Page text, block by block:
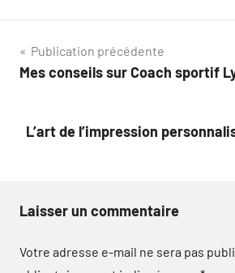
Navigation
de
Publication précédente
Mes conseils sur Coach sportif
L’art de l’impression
Laisser un commentaire
Votre adresse e-mail ne sera pas